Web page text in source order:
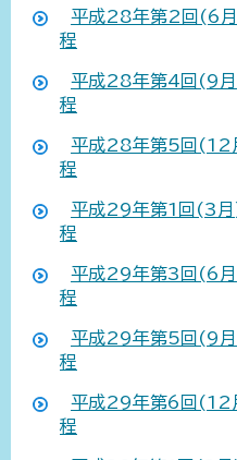
平成28年第2回(6月
程
平成28年第4回(9月
程
平成28年第5回(12
程
平成29年第1回(3月
程
平成29年第3回(6月
程
平成29年第5回(9月
程
平成29年第6回(12
程